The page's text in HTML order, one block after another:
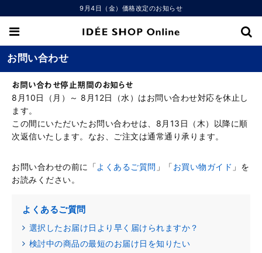
9月4日（金）価格改定のお知らせ
お問い合わせ
お問い合わせ停止期間のお知らせ
8月10日（月）～ 8月12日（水）はお問い合わせ対応を休止し
ます。
この間にいただいたお問い合わせは、8月13日（木）以降に順
次返信いたします。なお、ご注文は通常通り承ります。
お問い合わせの前に「よくあるご質問 」「お買い物ガイド 」を
お読みください。
よくあるご質問
選択したお届け日より早く届けられますか？
検討中の商品の最短のお届け日を知りたい